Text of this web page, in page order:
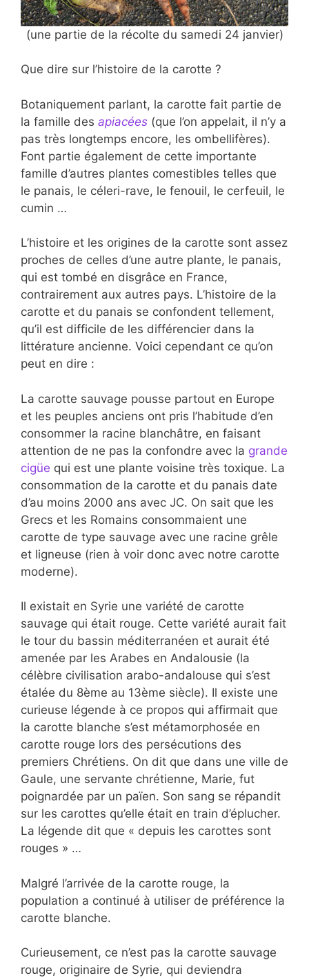
(une partie de la récolte du samedi 24 janvier)
Que dire sur l’histoire de la carotte ?
Botaniquement parlant, la carotte fait partie de
la famille des apiacées (que l’on appelait, il n’y a
pas très longtemps encore, les ombellifères).
Font partie également de cette importante
famille d’autres plantes comestibles telles que
le panais, le céleri-rave, le fenouil, le cerfeuil, le
cumin …
L’histoire et les origines de la carotte sont assez
proches de celles d’une autre plante, le panais,
qui est tombé en disgrâce en France,
contrairement aux autres pays. L’histoire de la
carotte et du panais se confondent tellement,
qu’il est difficile de les différencier dans la
littérature ancienne. Voici cependant ce qu’on
peut en dire :
La carotte sauvage pousse partout en Europe
et les peuples anciens ont pris l’habitude d’en
consommer la racine blanchâtre, en faisant
attention de ne pas la confondre avec la grande
cigüe qui est une plante voisine très toxique. La
consommation de la carotte et du panais date
d’au moins 2000 ans avec JC. On sait que les
Grecs et les Romains consommaient une
carotte de type sauvage avec une racine grêle
et ligneuse (rien à voir donc avec notre carotte
moderne).
Il existait en Syrie une variété de carotte
sauvage qui était rouge. Cette variété aurait fait
le tour du bassin méditerranéen et aurait été
amenée par les Arabes en Andalousie (la
célèbre civilisation arabo-andalouse qui s’est
étalée du 8ème au 13ème siècle). Il existe une
curieuse légende à ce propos qui affirmait que
la carotte blanche s’est métamorphosée en
carotte rouge lors des persécutions des
premiers Chrétiens. On dit que dans une ville de
Gaule, une servante chrétienne, Marie, fut
poignardée par un païen. Son sang se répandit
sur les carottes qu’elle était en train d’éplucher.
La légende dit que « depuis les carottes sont
rouges » …
Malgré l’arrivée de la carotte rouge, la
population a continué à utiliser de préférence la
carotte blanche.
Curieusement, ce n’est pas la carotte sauvage
rouge, originaire de Syrie, qui deviendra